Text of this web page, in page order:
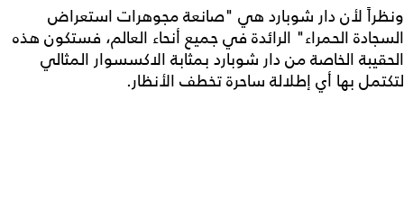
ونظراً لأن دار شوبارد هي "صانعة مجوهرات استعراض
السجادة الحمراء" الرائدة في جميع أنحاء العالم، فستكون هذه
الحقيبة الخاصة من دار شوبارد بمثابة الاكسسوار المثالي
لتكتمل بها أي إطلالة ساحرة تخطف الأنظار.